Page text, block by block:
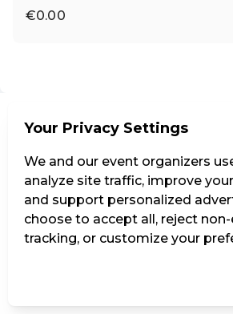
€0.00
Your Privacy Settings
We and our event organizers
analyze site traffic, improve
and support personalized
choose to accept all, reject
tracking, or customize your